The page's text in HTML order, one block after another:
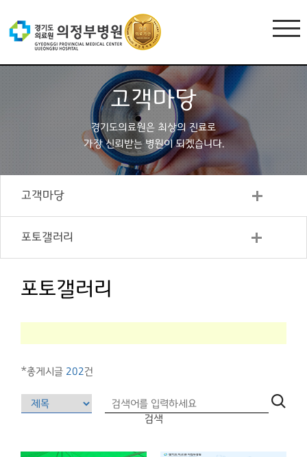
고객마당
경기도의료원은 최상의 진료로
가장 신뢰받는 병원이 되겠습니다.
고객마당
포토갤러리
포토갤러리
*총게시글 202건
검색